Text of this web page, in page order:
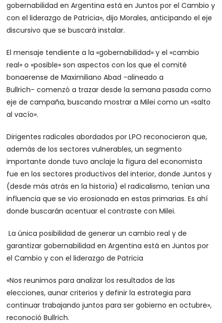
gobernabilidad en Argentina está en Juntos por el Cambio y
con el liderazgo de Patricia», dijo Morales, anticipando el eje
discursivo que se buscará instalar.
El mensaje tendiente a la «gobernabilidad» y el «cambio
real» o «posible» son aspectos con los que el comité
bonaerense de Maximiliano Abad -alineado a
Bullrich- comenzó a trazar desde la semana pasada como
eje de campaña, buscando mostrar a Milei como un «salto
al vacío».
Dirigentes radicales abordados por LPO reconocieron que,
además de los sectores vulnerables, un segmento
importante donde tuvo anclaje la figura del economista
fue en los sectores productivos del interior, donde Juntos y
(desde más atrás en la historia) el radicalismo, tenían una
influencia que se vio erosionada en estas primarias. Es ahí
donde buscarán acentuar el contraste con Milei.
La única posibilidad de generar un cambio real y de
garantizar gobernabilidad en Argentina está en Juntos por
el Cambio y con el liderazgo de Patricia
«Nos reunimos para analizar los resultados de las
elecciones, aunar criterios y definir la estrategia para
continuar trabajando juntos para ser gobierno en octubre»,
reconoció Bullrich.